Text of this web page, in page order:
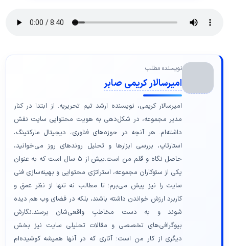
نویسنده مطلب
امیرسالار کریمی صابر
امیرسالار کریمی، نویسنده ارشد تیم تحریریه. از ابتدا در کنار
مدیر مجموعه، در شکل‌دهی به هویت محتوایی سایت نقش
داشته‌ام. هر آنچه در حوزه‌های فناوری، دیجیتال مارکتینگ،
استارتاپ، بررسی ابزارها و تحلیل روندهای روز می‌خوانید،
حاصل نگاه و قلم من است.بیش از ۵ سال است که به عنوان
یکی از سئوکاران مجموعه، استراتژی محتوایی و بهینه‌سازی فنی
سایت را نیز پیش می‌برم؛ تا مطالب نه تنها از نظر عمق و
کاربرد ارزش خواندن داشته باشند، بلکه در فضای وب هم دیده
شوند و به دست مخاطبِ واقعی‌شان برسند.نگارش
بیوگرافی‌های تخصصی و مقالات تحلیلی سایت نیز بخش
دیگری از کار من است؛ آثاری که در آنها همیشه کوشیده‌ام